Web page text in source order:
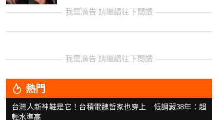
我是廣告 請繼續往下閱讀
我是廣告 請繼續往下閱讀
熱門
台灣人新神鞋是它！台積電魏哲家也穿上 低調藏38年：超
輕水準高